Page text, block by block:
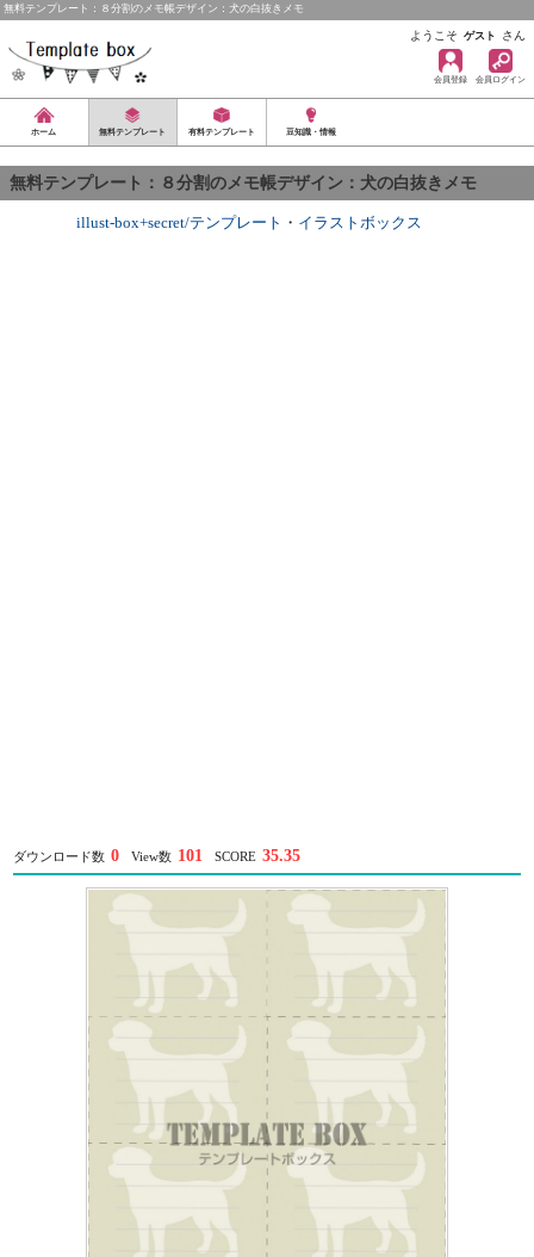
無料テンプレート：８分割のメモ帳デザイン：犬の白抜きメモ
ようこそ ゲスト さん
会員登録 会員ログイン
ホーム 無料テンプレート 有料テンプレート 豆知識・情報
無料テンプレート：８分割のメモ帳デザイン：犬の白抜きメモ
illust-box+secret/テンプレート ・ イラストボックス
ダウンロード数 0 View数 101 SCORE 35.35